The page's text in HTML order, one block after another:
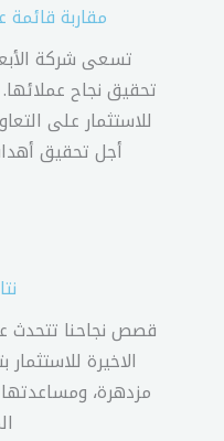
مقاربة قائمة
تسعى شركة
تحقيق نجاح عملائها.
للاستثمار على
أجل تحقيق
قصص نجاحنا تتحدث
الاخيرة
مزدهرة،